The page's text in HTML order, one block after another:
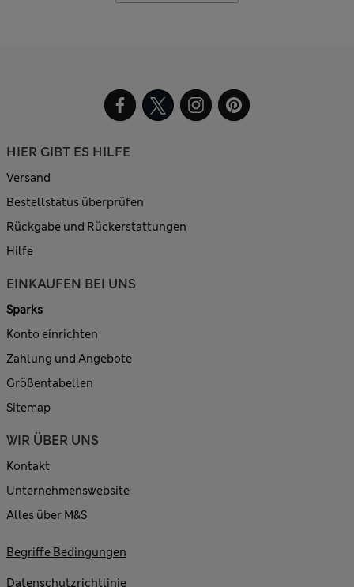
HIER GIBT ES HILFE
Versand
Bestellstatus überprüfen
Rückgabe und Rückerstattungen
Hilfe
EINKAUFEN BEI UNS
Sparks
Konto einrichten
Zahlung und Angebote
Größentabellen
Sitemap
WIR ÜBER UNS
Kontakt
Unternehmenswebsite
Alles über M&S
Begriffe Bedingungen
Datenschutzrichtlinie